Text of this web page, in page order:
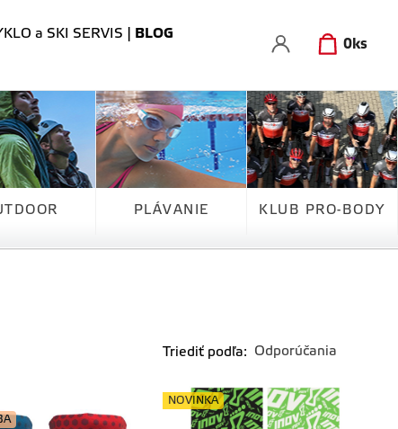
0 ks
a SKI SERVIS BLOG
PLÁVANIE KLUB PRO-BODY
Triediť podľa:
NOVINKA